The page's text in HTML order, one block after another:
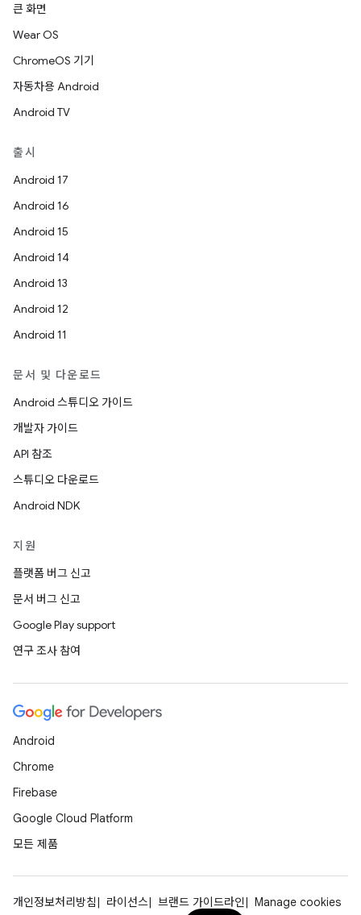
큰 화면
Wear OS
ChromeOS 기기
자동차용 Android
Android TV
출시
Android 17
Android 16
Android 15
Android 14
Android 13
Android 12
Android 11
문서 및 다운로드
Android 스튜디오 가이드
개발자 가이드
API 참조
스튜디오 다운로드
Android NDK
지원
플랫폼 버그 신고
문서 버그 신고
Google Play support
연구 조사 참여
Android
Chrome
Firebase
Google Cloud Platform
모든 제품
개인정보처리방침 라이선스 브랜드 가이드라인 Manage cookies